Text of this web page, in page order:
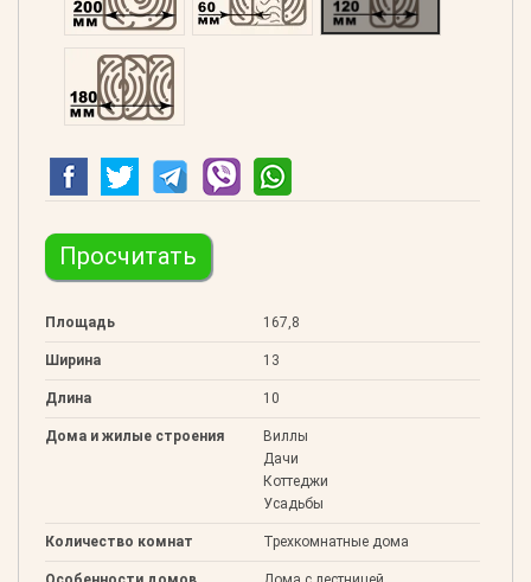
Клееный 180
Просчитать
Площадь 167,8
Ширина 13
Длина 10
Дома и жилые строения
Виллы
Дачи
Коттеджи
Усадьбы
Количество комнат Трехкомнатные дома